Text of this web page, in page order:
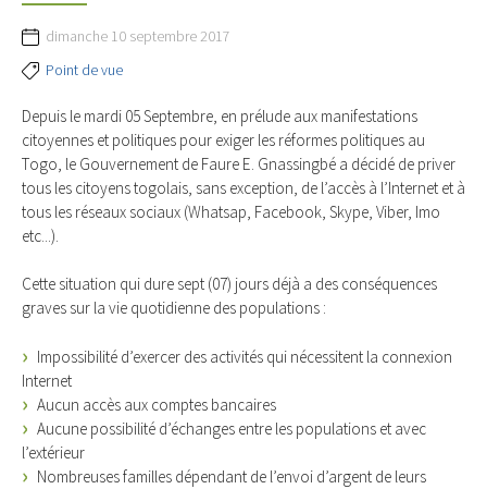
dimanche 10 septembre 2017
Point de vue
Depuis le mardi 05 Septembre, en prélude aux manifestations
citoyennes et politiques pour exiger les réformes politiques au
Togo, le Gouvernement de Faure E. Gnassingbé a décidé de priver
tous les citoyens togolais, sans exception, de l’accès à l’Internet et à
tous les réseaux sociaux (Whatsap, Facebook, Skype, Viber, Imo
etc...).
Cette situation qui dure sept (07) jours déjà a des conséquences
graves sur la vie quotidienne des populations :
Impossibilité d’exercer des activités qui nécessitent la connexion
Internet
Aucun accès aux comptes bancaires
Aucune possibilité d’échanges entre les populations et avec
l’extérieur
Nombreuses familles dépendant de l’envoi d’argent de leurs